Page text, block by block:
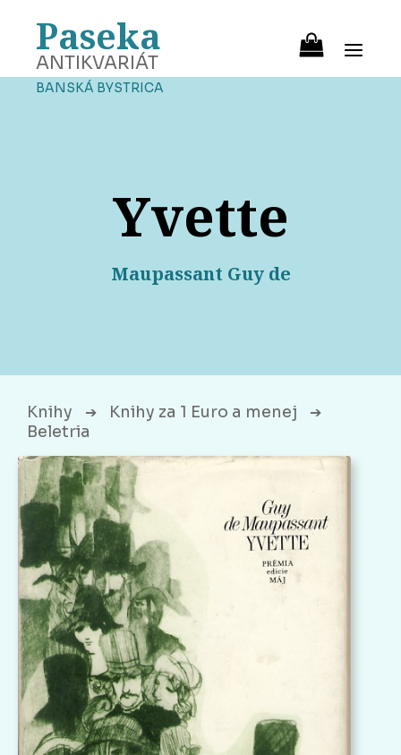
Paseka
ANTIKVARIÁT
BANSKÁ BYSTRICA
Yvette
Maupassant Guy de
Knihy ➔ Knihy za 1 Euro a menej ➔
Beletria